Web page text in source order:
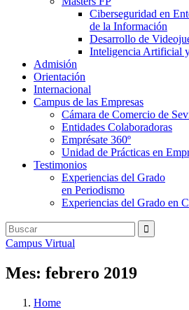
Ciberseguridad en
de la Información
Desarrollo de
Inteligencia Artificial
Admisión
Orientación
Internacional
Campus de las Empresas
Cámara de Comercio de
Entidades Colaboradoras
Emprésate 360º
Unidad de Prácticas en
Testimonios
Experiencias del Grado
en Periodismo
Experiencias del Grado en
Campus Virtual
Mes: febrero 2019
Home